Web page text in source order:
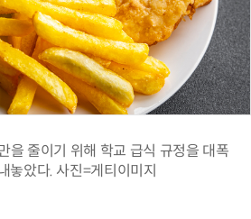
을 줄이기 위해 학교 급식 규정을 대폭
놓았다. 사진=게티이미지